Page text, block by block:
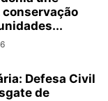
Defesa Civil
de